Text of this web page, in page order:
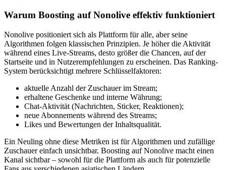
Warum Boosting auf Nonolive effektiv funktioniert
Nonolive positioniert sich als Plattform für alle, aber seine
Algorithmen folgen klassischen Prinzipien. Je höher die Aktivität
während eines Live-Streams, desto größer die Chancen, auf der
Startseite und in Nutzerempfehlungen zu erscheinen. Das Ranking-
System berücksichtigt mehrere Schlüsselfaktoren:
aktuelle Anzahl der Zuschauer im Stream;
erhaltene Geschenke und interne Währung;
Chat-Aktivität (Nachrichten, Sticker, Reaktionen);
neue Abonnements während des Streams;
Likes und Bewertungen der Inhaltsqualität.
Ein Neuling ohne diese Metriken ist für Algorithmen und zufällige
Zuschauer einfach unsichtbar. Boosting auf Nonolive macht einen
Kanal sichtbar – sowohl für die Plattform als auch für potenzielle